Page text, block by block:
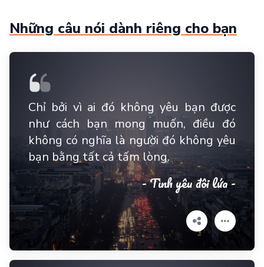
Những câu nói dành riêng cho bạn
Chỉ bởi vì ai đó không yêu bạn được
như cách bạn mong muốn, điều đó
không có nghĩa là người đó không yêu
bạn bằng tất cả tấm lòng.
- Tình yêu đôi lứa -